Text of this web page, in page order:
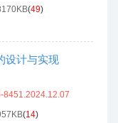
(49)
设计与实现
8451.2024.12.07
(14)